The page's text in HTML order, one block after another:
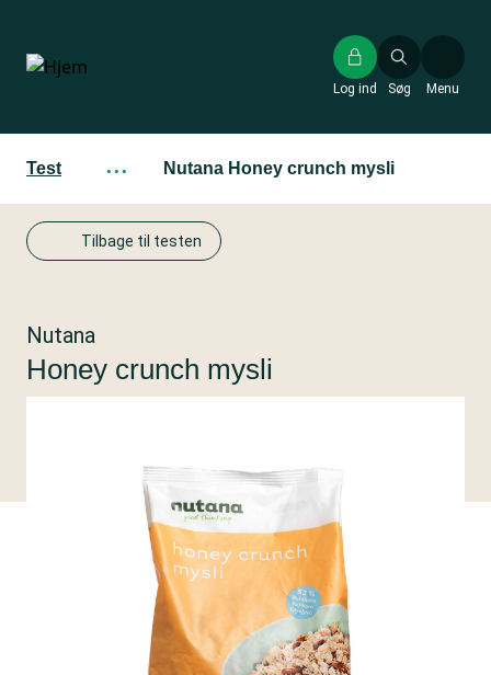
hovedindhold
Søg
Log ind Menu
Test ··· Nutana Honey crunch mysli
Tilbage til testen
Nutana
Honey crunch mysli